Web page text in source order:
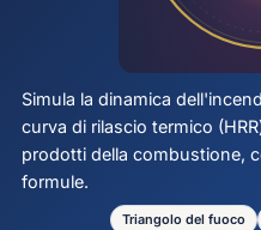
Simula la dinamica
curva di rilascio termico
prodotti della combustione,
formule.
Triangolo del fuoco